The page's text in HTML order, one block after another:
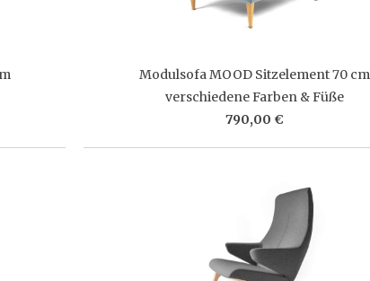
Modulsofa MOOD Sitzelement 70 cm
verschiedene Farben & Füße
790,00 €